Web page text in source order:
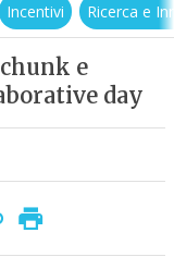
Incentivi Ricerca e
e
day